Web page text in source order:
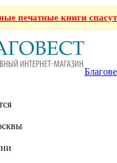
печатные книги